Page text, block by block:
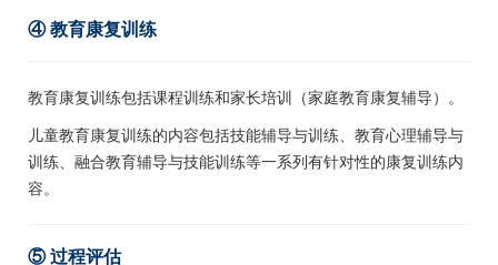
④ 教育康复训练
教育康复训练包括课程训练和家长培训（家庭教育康复辅导）。
儿童教育康复训练的内容包括技能辅导与训练、教育心理辅导与
训练、融合教育辅导与技能训练等一系列有针对性的康复训练内
容。
⑤ 过程评估